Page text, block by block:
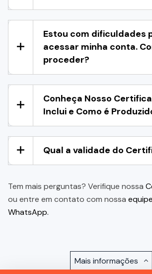
Estou com dificuldades
acessar minha conta.
proceder?
Conheça Nosso
Inclui e Como é
Qual a validade do
Tem mais perguntas? Verifique nossa
ou entre em contato com nossa
WhatsApp.
Mais informações